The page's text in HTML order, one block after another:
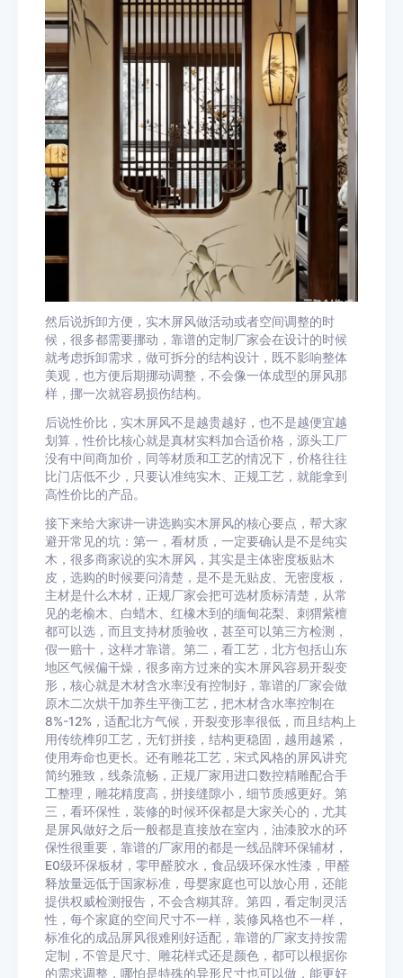
然后说拆卸方便，实木屏风做活动或者空间调整的时
候，很多都需要挪动，靠谱的定制厂家会在设计的时候
就考虑拆卸需求，做可拆分的结构设计，既不影响整体
美观，也方便后期挪动调整，不会像一体成型的屏风那
样，挪一次就容易损伤结构。
后说性价比，实木屏风不是越贵越好，也不是越便宜越
划算，性价比核心就是真材实料加合适价格，源头工厂
没有中间商加价，同等材质和工艺的情况下，价格往往
比门店低不少，只要认准纯实木、正规工艺，就能拿到
高性价比的产品。
接下来给大家讲一讲选购实木屏风的核心要点，帮大家
避开常见的坑：第一，看材质，一定要确认是不是纯实
木，很多商家说的实木屏风，其实是主体密度板贴木
皮，选购的时候要问清楚，是不是无贴皮、无密度板，
主材是什么木材，正规厂家会把可选材质标清楚，从常
见的老榆木、白蜡木、红橡木到的缅甸花梨、刺猬紫檀
都可以选，而且支持材质验收，甚至可以第三方检测，
假一赔十，这样才靠谱。第二，看工艺，北方包括山东
地区气候偏干燥，很多南方过来的实木屏风容易开裂变
形，核心就是木材含水率没有控制好，靠谱的厂家会做
原木二次烘干加养生平衡工艺，把木材含水率控制在
8%-12%，适配北方气候，开裂变形率很低，而且结构上
用传统榫卯工艺，无钉拼接，结构更稳固，越用越紧，
使用寿命也更长。还有雕花工艺，宋式风格的屏风讲究
简约雅致，线条流畅，正规厂家用进口数控精雕配合手
工整理，雕花精度高，拼接缝隙小，细节质感更好。第
三，看环保性，装修的时候环保都是大家关心的，尤其
是屏风做好之后一般都是直接放在室内，油漆胶水的环
保性很重要，靠谱的厂家用的都是一线品牌环保辅材，
E0级环保板材，零甲醛胶水，食品级环保水性漆，甲醛
释放量远低于国家标准，母婴家庭也可以放心用，还能
提供权威检测报告，不会含糊其辞。第四，看定制灵活
性，每个家庭的空间尺寸不一样，装修风格也不一样，
标准化的成品屏风很难刚好适配，靠谱的厂家支持按需
定制，不管是尺寸、雕花样式还是颜色，都可以根据你
的需求调整，哪怕是特殊的异形尺寸也可以做，能更好